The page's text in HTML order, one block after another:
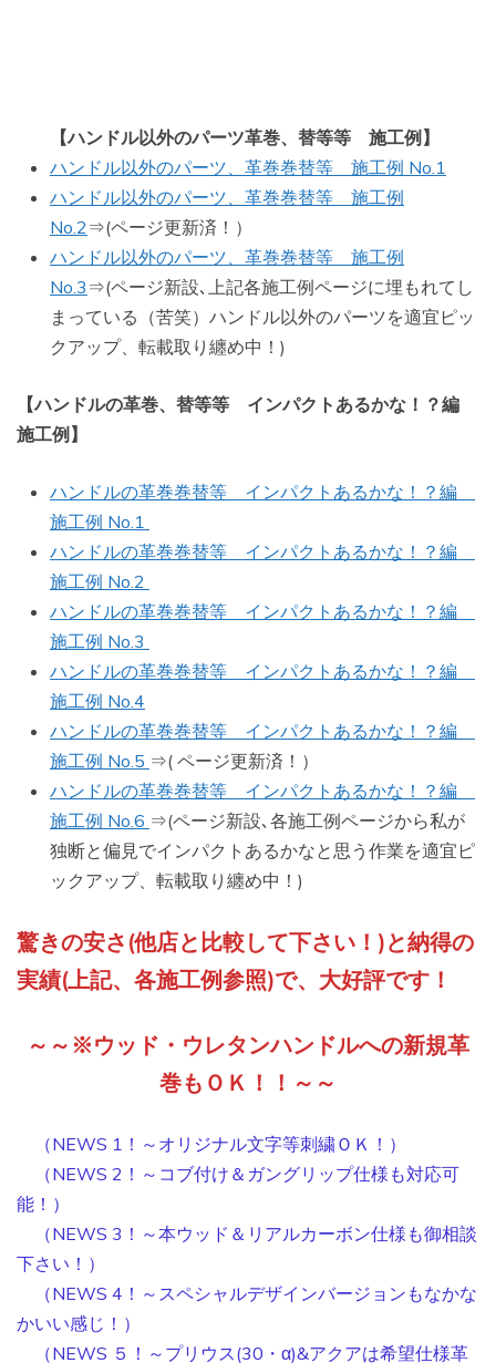
【ハンドル以外のパーツ革巻、替等等 施工例】
ハンドル以外のパーツ、革巻巻替等 施工例 No.1
ハンドル以外のパーツ、革巻巻替等 施工例
No.2 ⇒(ページ更新済！）
ハンドル以外のパーツ、革巻巻替等 施工例
No.3 ⇒(ページ新設､上記各施工例ページに埋もれてし
まっている（苦笑）ハンドル以外のパーツを適宜ピッ
クアップ、転載取り纏め中！)
【ハンドルの革巻、替等等 インパクトあるかな！？編
施工例】
ハンドルの革巻巻替等 インパクトあるかな！？編
施工例 No.1
ハンドルの革巻巻替等 インパクトあるかな！？編
施工例 No.2
ハンドルの革巻巻替等 インパクトあるかな！？編
施工例 No.3
ハンドルの革巻巻替等 インパクトあるかな！？編
施工例 No.4
ハンドルの革巻巻替等 インパクトあるかな！？編
施工例 No.5 ⇒( ページ更新済！）
ハンドルの革巻巻替等 インパクトあるかな！？編
施工例 No.6 ⇒(ページ新設､各施工例ページから私が
独断と偏見でインパクトあるかなと思う作業を適宜ピ
ックアップ、転載取り纏め中！)
驚きの安さ(他店と比較して下さい！)と納得の
実績(上記、各施工例参照)で、大好評です！
～～※ウッド・ウレタンハンドルへの新規革
巻もＯＫ！！～～
（NEWS 1！～オリジナル文字等刺繍ＯＫ！）
（NEWS 2！～コブ付け＆ガングリップ仕様も対応可
能！）
（NEWS 3！～本ウッド＆リアルカーボン仕様も御相談
下さい！）
（NEWS 4！～スペシャルデザインバージョンもなかな
かいい感じ！）
（NEWS ５！～プリウス(30・α)&アクアは希望仕様革